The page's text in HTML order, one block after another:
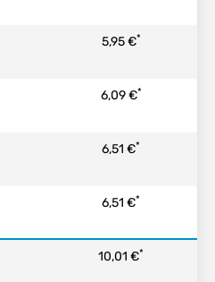
5,95 €*
6,09 €*
6,51 €*
6,51 €*
10,01 €*